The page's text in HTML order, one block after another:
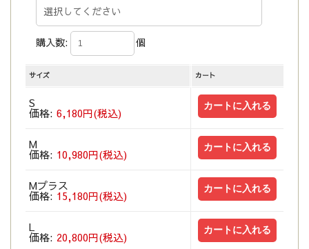
購入数: 個
サイズ カート
S
価格: 6,180円(税込)
M
価格: 10,980円(税込)
Mプラス
価格: 15,180円(税込)
L
価格: 20,800円(税込)